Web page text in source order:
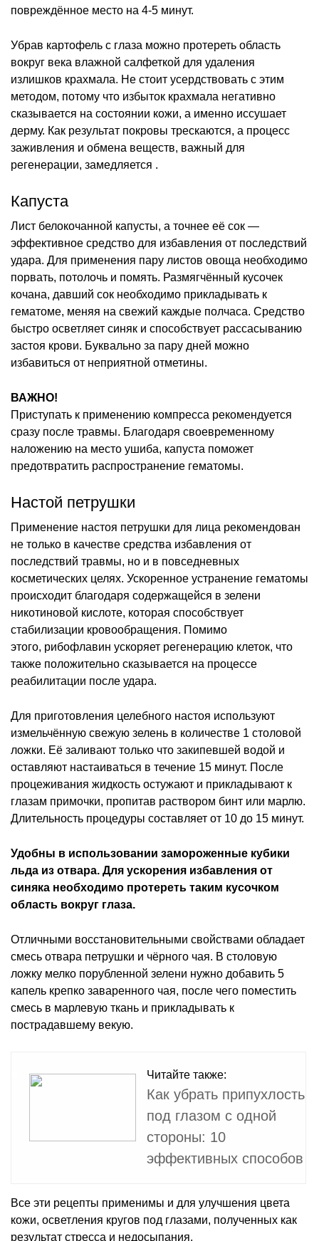
повреждённое место на 4-5 минут.
Убрав картофель с глаза можно протереть область
вокруг века влажной салфеткой для удаления
излишков крахмала. Не стоит усердствовать с этим
методом, потому что избыток крахмала негативно
сказывается на состоянии кожи, а именно иссушает
дерму. Как результат покровы трескаются, а процесс
заживления и обмена веществ, важный для
регенерации, замедляется .
Капуста
Лист белокочанной капусты, а точнее её сок —
эффективное средство для избавления от последствий
удара. Для применения пару листов овоща необходимо
порвать, потолочь и помять. Размягчённый кусочек
кочана, давший сок необходимо прикладывать к
гематоме, меняя на свежий каждые полчаса. Средство
быстро осветляет синяк и способствует рассасыванию
застоя крови. Буквально за пару дней можно
избавиться от неприятной отметины.
ВАЖНО!
Приступать к применению компресса рекомендуется
сразу после травмы. Благодаря своевременному
наложению на место ушиба, капуста поможет
предотвратить распространение гематомы.
Настой петрушки
Применение настоя петрушки для лица рекомендован
не только в качестве средства избавления от
последствий травмы, но и в повседневных
косметических целях. Ускоренное устранение гематомы
происходит благодаря содержащейся в зелени
никотиновой кислоте, которая способствует
стабилизации кровообращения. Помимо
этого, рибофлавин ускоряет регенерацию клеток, что
также положительно сказывается на процессе
реабилитации после удара.
Для приготовления целебного настоя используют
измельчённую свежую зелень в количестве 1 столовой
ложки. Её заливают только что закипевшей водой и
оставляют настаиваться в течение 15 минут. После
процеживания жидкость остужают и прикладывают к
глазам примочки, пропитав раствором бинт или марлю.
Длительность процедуры составляет от 10 до 15 минут.
Удобны в использовании замороженные кубики
льда из отвара. Для ускорения избавления от
синяка необходимо протереть таким кусочком
область вокруг глаза.
Отличными восстановительными свойствами обладает
смесь отвара петрушки и чёрного чая. В столовую
ложку мелко порубленной зелени нужно добавить 5
капель крепко заваренного чая, после чего поместить
смесь в марлевую ткань и прикладывать к
пострадавшему векую.
Читайте также:
Как убрать припухлость
под глазом с одной
стороны: 10
эффективных способов
Все эти рецепты применимы и для улучшения цвета
кожи, осветления кругов под глазами, полученных как
результат стресса и недосыпания.